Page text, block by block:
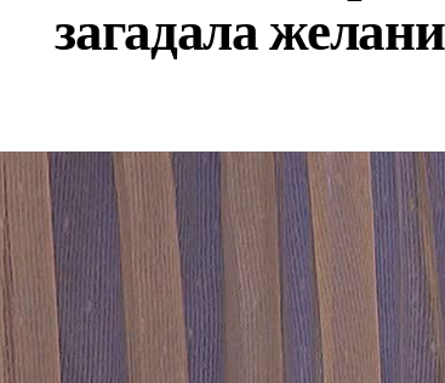
загадала